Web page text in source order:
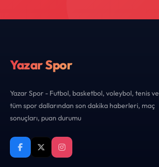
Yazar Spor
Yazar Spor - Futbol, basketbol, voleybol, tenis ve
tüm spor dallarından son dakika haberleri, maç
sonuçları, puan durumu